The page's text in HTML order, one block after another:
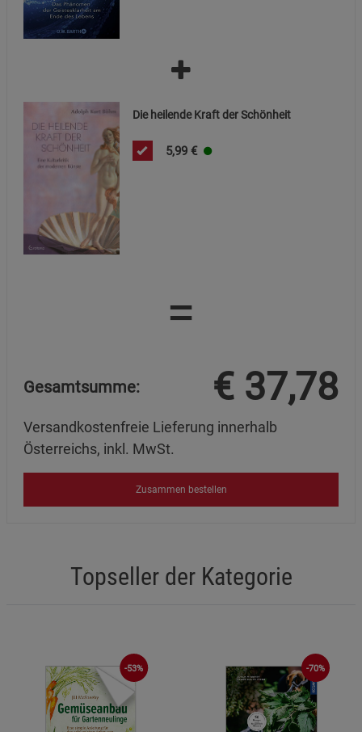
Die heilende Kraft der Schönheit
5,99 €
=
Gesamtsumme: € 37,78
Versandkostenfreie Lieferung innerhalb
Österreichs, inkl. MwSt.
Zusammen bestellen
Topseller der Kategorie
-53% -70%